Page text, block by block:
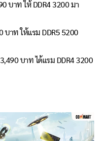
บาท ให้ DDR4 3200 มา
บาท ให้แรม DDR5 5200
บาท ได้แรม DDR4 3200